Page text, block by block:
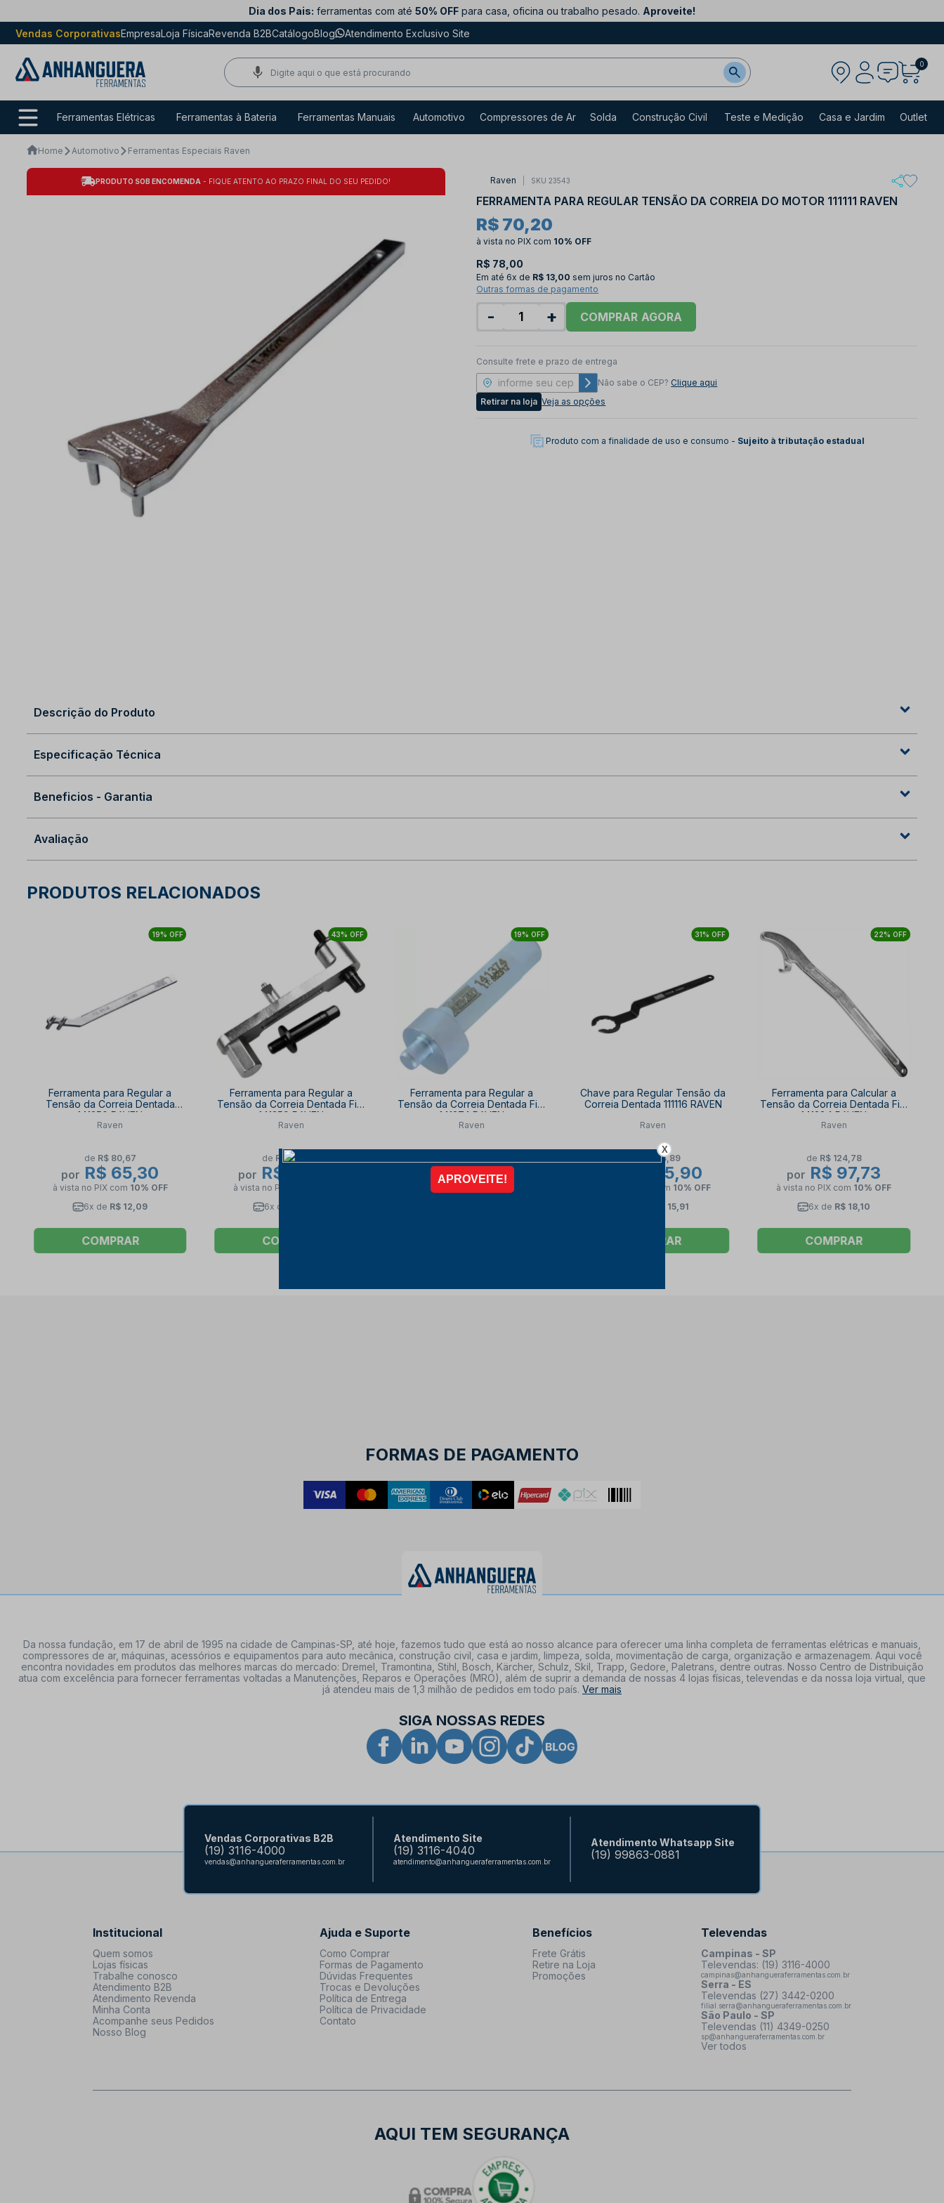
Dia dos Pais: ferramentas com até 50% OFF para casa, oficina ou trabalho pesado. Aproveite!
Vendas CorporativasEmpresaLoja FísicaRevenda B2BCatálogoBlog Atendimento Exclusivo Site
0
Ferramentas Elétricas Ferramentas à Bateria Ferramentas Manuais Automotivo Compressores de Ar Solda Construção Civil Teste e Medição Casa e Jardim Outlet
Home Automotivo Ferramentas Especiais Raven
PRODUTO SOB ENCOMENDA - FIQUE ATENTO AO PRAZO FINAL DO SEU PEDIDO! Raven SKU 23543
FERRAMENTA PARA REGULAR TENSÃO DA CORREIA DO MOTOR 111111 RAVEN
R$ 70,20
à vista no PIX com 10% OFF
R$ 78,00
Em até 6x de R$ 13,00 sem juros no Cartão
Outras formas de pagamento
- + COMPRAR
Consulte frete e prazo de entrega
Não sabe o CEP? Clique aqui
Retirar na loja Veja as opções
Produto com a finalidade de uso e consumo - Sujeito à tributação estadual
Descrição do Produto
Especificação Técnica
Beneficios - Garantia
Avaliação
PRODUTOS RELACIONADOS
19% OFF
Ferramenta para Regular a
Tensão da Correia Dentada
141350 RAVEN
Raven
de R$ 80,67
por R$ 65,30
à vista no PIX com 10% OFF
6x de R$ 12,09
COMPRAR
43% OFF
Ferramenta para Regular a
Tensão da Correia Dentada Fiat
141359 RAVEN
Raven
de R$ 229,00
por R$ 129,80
à vista no PIX
6x de
COMPRAR
19% OFF
Ferramenta para Regular a
Tensão da Correia Dentada Fiat
141374 RAVEN
Raven
porR$ 80,41
à vista no PIX
10% OFF
31% OFF
Chave para Regular Tensão da
Correia Dentada 111116 RAVEN
Raven
R$ 124,89
R$ 85,90
com 10% OFF
R$ 15,91
COMPRAR
22% OFF
Ferramenta para Calcular a
Tensão da Correia Dentada Fiat
141384 RAVEN
Raven
de R$ 124,78
por R$ 97,73
à vista no PIX com 10% OFF
6x de R$ 18,10
COMPRAR
FORMAS DE PAGAMENTO
Da nossa fundação, em 17 de abril de 1995 na cidade de Campinas-SP, até hoje, fazemos tudo que está ao nosso alcance para oferecer uma linha completa de ferramentas elétricas e manuais,
compressores de ar, máquinas, acessórios e equipamentos para auto mecânica, construção civil, casa e jardim, limpeza, solda, movimentação de carga, organização e armazenagem. Aqui você
encontra novidades em produtos das melhores marcas do mercado: Dremel, Tramontina, Stihl, Bosch, Kärcher, Schulz, Skil, Trapp, Gedore, Paletrans, dentre outras. Nosso Centro de Distribuição
atua com excelência para fornecer ferramentas voltadas a Manutenções, Reparos e Operações (MRO), além de suprir a demanda de nossas 4 lojas físicas, televendas e da nossa loja virtual, que
já atendeu mais de 1,3 milhão de pedidos em todo país. Ver mais
SIGA NOSSAS REDES
Vendas Corporativas B2B
(19) 3116-4000
vendas@anhangueraferramentas.com.br
Atendimento Site
(19) 3116-4040
atendimento@anhangueraferramentas.com.br
Atendimento Whatsapp Site
(19) 99863-0881
Institucional
Quem somos
Lojas físicas
Trabalhe conosco
Atendimento B2B
Atendimento Revenda
Minha Conta
Acompanhe seus Pedidos
Nosso Blog
Ajuda e Suporte
Como Comprar
Formas de Pagamento
Dúvidas Frequentes
Trocas e Devoluções
Política de Entrega
Política de Privacidade
Contato
Benefícios
Frete Grátis
Retire na Loja
Promoções
Televendas
Campinas - SP
Televendas: (19) 3116-4000
campinas@anhangueraferramentas.com.br
Serra - ES
Televendas (27) 3442-0200
filial.serra@anhangueraferramentas.com.br
São Paulo - SP
Televendas (11) 4349-0250
sp@anhangueraferramentas.com.br
Ver todos
AQUI TEM SEGURANÇA
X